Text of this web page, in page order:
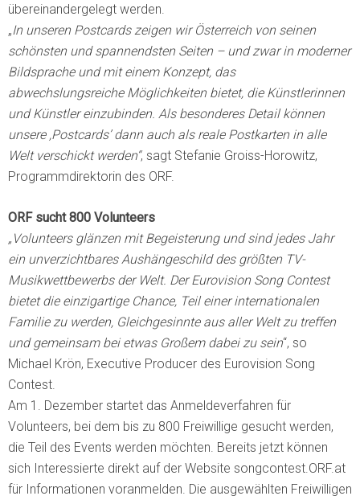
übereinandergelegt werden.
„In unseren Postcards zeigen wir Österreich von seinen
schönsten und spannendsten Seiten – und zwar in moderner
Bildsprache und mit einem Konzept, das
abwechslungsreiche Möglichkeiten bietet, die Künstlerinnen
und Künstler einzubinden. Als besonderes Detail können
unsere ,Postcards’ dann auch als reale Postkarten in alle
Welt verschickt werden“, sagt Stefanie Groiss-Horowitz,
Programmdirektorin des ORF.
ORF sucht 800 Volunteers
„Volunteers glänzen mit Begeisterung und sind jedes Jahr
ein unverzichtbares Aushängeschild des größten TV-
Musikwettbewerbs der Welt. Der Eurovision Song Contest
bietet die einzigartige Chance, Teil einer internationalen
Familie zu werden, Gleichgesinnte aus aller Welt zu treffen
und gemeinsam bei etwas Großem dabei zu sein“, so
Michael Krön, Executive Producer des Eurovision Song
Contest.
Am 1. Dezember startet das Anmeldeverfahren für
Volunteers, bei dem bis zu 800 Freiwillige gesucht werden,
die Teil des Events werden möchten. Bereits jetzt können
sich Interessierte direkt auf der Website songcontest.ORF.at
für Informationen voranmelden. Die ausgewählten Freiwilligen